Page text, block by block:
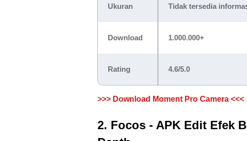
Ukuran Tidak tersedia
Download 1.000.000+
Rating 4.6/5.0
>>> Download Moment Pro Camera <<<
2. Focos - APK Edit Efek